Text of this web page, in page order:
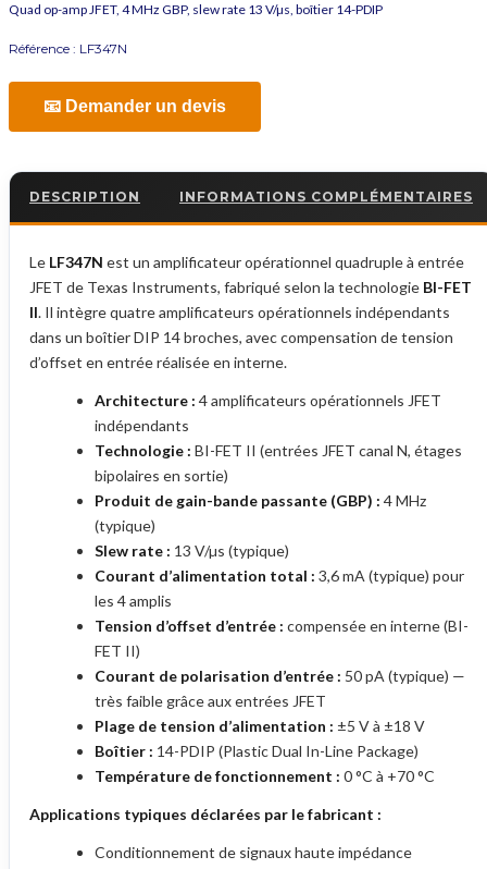
Quad op-amp JFET, 4 MHz GBP, slew rate 13 V/µs, boîtier 14-PDIP
Référence : LF347N
📧 Demander un devis
DESCRIPTION INFORMATIONS COMPLÉMENTAIRES
Le LF347N est un amplificateur opérationnel quadruple à entrée
JFET de Texas Instruments, fabriqué selon la technologie BI-FET
II. Il intègre quatre amplificateurs opérationnels indépendants
dans un boîtier DIP 14 broches, avec compensation de tension
d’offset en entrée réalisée en interne.
Architecture : 4 amplificateurs opérationnels JFET
indépendants
Technologie : BI-FET II (entrées JFET canal N, étages
bipolaires en sortie)
Produit de gain-bande passante (GBP) : 4 MHz
(typique)
Slew rate : 13 V/µs (typique)
Courant d’alimentation total : 3,6 mA (typique) pour
les 4 amplis
Tension d’offset d’entrée : compensée en interne (BI-
FET II)
Courant de polarisation d’entrée : 50 pA (typique) —
très faible grâce aux entrées JFET
Plage de tension d’alimentation : ±5 V à ±18 V
Boîtier : 14-PDIP (Plastic Dual In-Line Package)
Température de fonctionnement : 0 °C à +70 °C
Applications typiques déclarées par le fabricant :
Conditionnement de signaux haute impédance